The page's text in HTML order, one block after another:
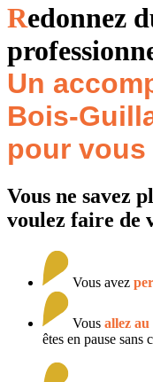
Redonnez
Un
Bois-
pour
Vous ne savez
voulez faire de
Vous avez
Vousallez
êtes en pause sans